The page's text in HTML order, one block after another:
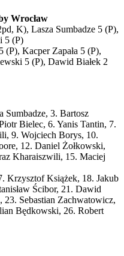
Wrocław
K), Lasza Sumbadze 5 (P),
5 (P)
(P), Kacper Zapała 5 (P),
5 (P), Dawid Białek 2
Sumbadze, 3. Bartosz
Bielec, 6. Yanis Tantin, 7.
9. Wojciech Borys, 10.
12. Daniel Żołkowski,
Kharaiszwili, 15. Maciej
Krzysztof Książek, 18. Jakub
Ścibor, 21. Dawid
23. Sebastian Zachwatowicz,
Będkowski, 26. Robert